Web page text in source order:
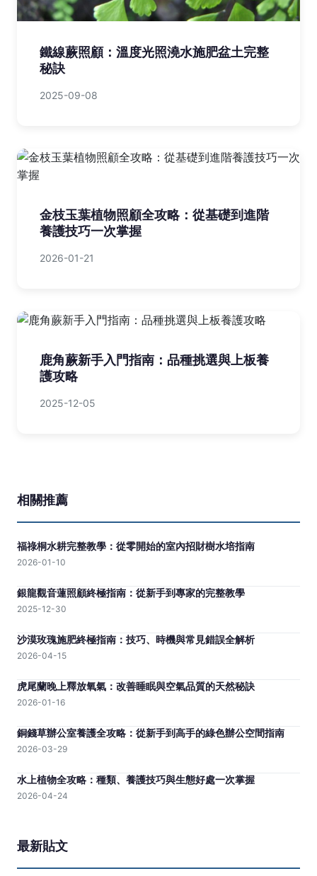
鐵線蕨照顧：溫度光照澆水施肥盆土完整
秘訣
2025-09-08
金枝玉葉植物照顧全攻略：從基礎到進階
養護技巧一次掌握
2026-01-21
鹿角蕨新手入門指南：品種挑選與上板養
護攻略
2025-12-05
相關推薦
福祿桐水耕完整教學：從零開始的室內招財樹水培指南
2026-01-10
銀龍觀音蓮照顧終極指南：從新手到專家的完整教學
2025-12-30
沙漠玫瑰施肥終極指南：技巧、時機與常見錯誤全解析
2026-04-15
虎尾蘭晚上釋放氧氣：改善睡眠與空氣品質的天然秘訣
2026-01-16
銅錢草辦公室養護全攻略：從新手到高手的綠色辦公空間指南
2026-03-29
水上植物全攻略：種類、養護技巧與生態好處一次掌握
2026-04-24
最新貼文